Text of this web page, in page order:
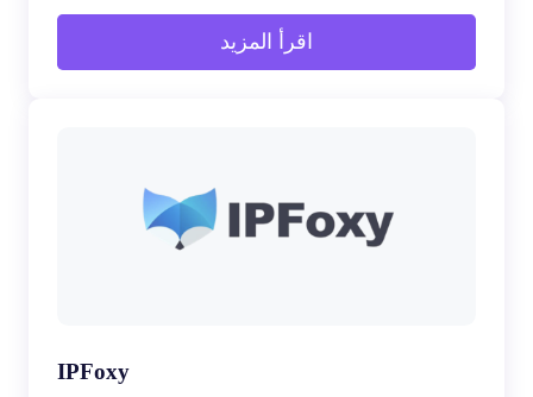
اقرأ المزيد
IPFoxy